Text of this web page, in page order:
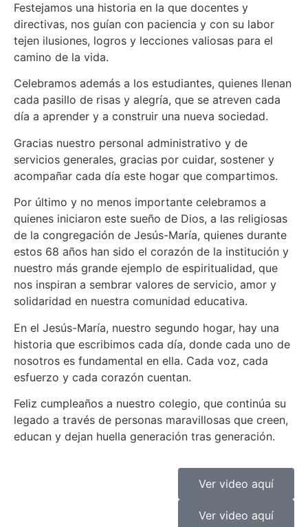
Festejamos una historia en la que docentes y
directivas, nos guían con paciencia y con su labor
tejen ilusiones, logros y lecciones valiosas para el
camino de la vida.
Celebramos además a los estudiantes, quienes llenan
cada pasillo de risas y alegría, que se atreven cada
día a aprender y a construir una nueva sociedad.
Gracias nuestro personal administrativo y de
servicios generales, gracias por cuidar, sostener y
acompañar cada día este hogar que compartimos.
Por último y no menos importante celebramos a
quienes iniciaron este sueño de Dios, a las religiosas
de la congregación de Jesús-María, quienes durante
estos 68 años han sido el corazón de la institución y
nuestro más grande ejemplo de espiritualidad, que
nos inspiran a sembrar valores de servicio, amor y
solidaridad en nuestra comunidad educativa.
En el Jesús-María, nuestro segundo hogar, hay una
historia que escribimos cada día, donde cada uno de
nosotros es fundamental en ella. Cada voz, cada
esfuerzo y cada corazón cuentan.
Feliz cumpleaños a nuestro colegio, que continúa su
legado a través de personas maravillosas que creen,
educan y dejan huella generación tras generación.
Ver video aquí
Ver video aquí